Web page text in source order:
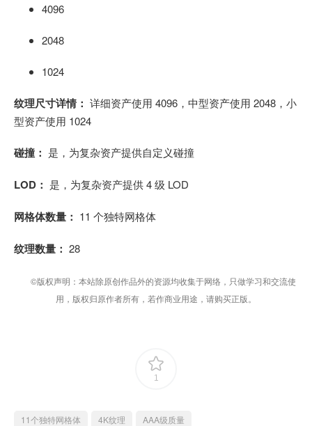
4096
2048
1024
纹理尺寸详情： 详细资产使用 4096，中型资产使用 2048，小
型资产使用 1024
碰撞： 是，为复杂资产提供自定义碰撞
LOD： 是，为复杂资产提供 4 级 LOD
网格体数量： 11 个独特网格体
纹理数量： 28
©版权声明：本站除原创作品外的资源均收集于网络，只做学习和交流使
用，版权归原作者所有，若作商业用途，请购买正版。
1
11个独特网格体 4K纹理
AAA级质量